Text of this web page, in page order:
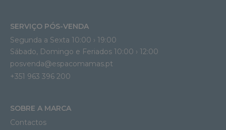
SERVIÇO PÓS-VENDA
Segunda a Sexta 10:00 › 19:00
Sábado, Domingo e Feriados 10:00 › 12:00
posvenda@espacomamas.pt
+351 963 396 200
SOBRE A MARCA
Contactos